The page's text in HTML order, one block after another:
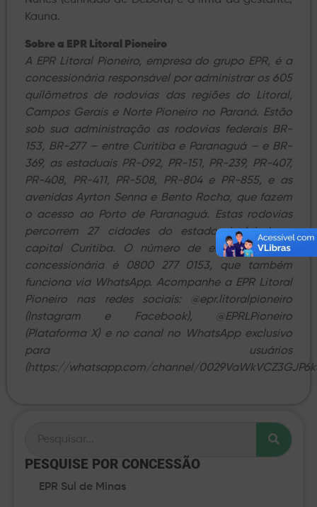
PESQUISE POR CONCESSÃO​
EPR Sul de Minas
Kauna.
Sobre a EPR Litoral Pioneiro
A EPR Litoral Pioneiro, empresa do grupo EPR, é a
concessionária responsável por administrar os 605
quilômetros de rodovias das regiões do Litoral,
Campos Gerais e Norte Pioneiro no Paraná. Estão
sob sua administração as rodovias federais BR-
153, BR-277 – entre Curitiba e Paranaguá – e BR-
369, as estaduais PR-092, PR-151, PR-239, PR-407,
PR-408, PR-411, PR-508, PR-804 e PR-855, e as
avenidas Ayrton Senna e Bento Rocha, que fazem
o acesso ao Porto de Paranaguá. Estas rodovias
percorrem 27 cidades do estado, incluindo a
capital Curitiba. O número de emergência da
concessionária é 0800 277 0153, que também
funciona via WhatsApp. Acompanhe a EPR Litoral
Pioneiro nas redes sociais: @epr.litoralpioneiro
(Instagram e Facebook), @EPRLPioneiro
(Plataforma X) e no canal no WhatsApp exclusivo
para usuários
(https://whatsapp.com/channel/